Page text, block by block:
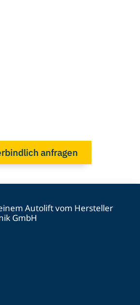
anfragen
Autolift vom Hersteller
GmbH